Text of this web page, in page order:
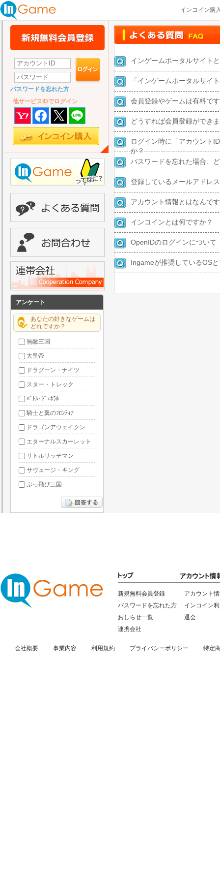
インコイン購
パスワードを忘れた方
他サービスIDでログイン
アンケート
あなたの好きなゲームは
どれですか？
無敵三国
大皇帝
ドラグーン・ナイツ
スター・トレック
ﾊﾞﾄﾙ･ｼﾞｪﾈﾗﾙ
騎士と翼のﾌﾛﾝﾃｨｱ
ドラゴンアウェイクン
エターナルスカーレット
リトルリッチマン
サヴェージ・キング
ぶっ飛び三国
あやかしっくレコード
インゲームポータルサイト
「インゲームポータルサイ
会員登録やゲームは有料で
どうすれば会員登録ができ
ログイン時に「アカウント
か？
パスワードを忘れた場合、
登録しているメールアドレ
アカウント情報とはなんで
インコインとは何ですか？
OpenIDのログインについて
Ingameが推奨しているOS
新規無料会員登録
パスワードを忘れた方
おしらせ一覧
連携会社
アカウント
インコイン
退会
会社概要 事業内容 利用規約 プライバシーポリシー 特定